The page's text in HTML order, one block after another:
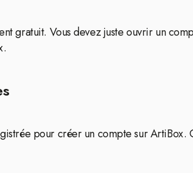
gratuit. Vous devez juste ouvrir un
pour créer un compte sur